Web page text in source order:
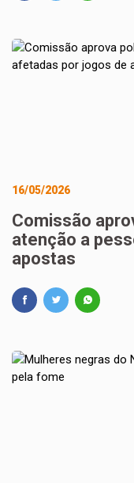
16/05/2026
Comissão
atenção a
apostas